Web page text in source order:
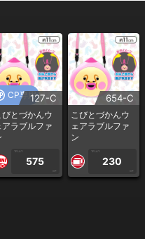
CP専用127-C
びとづかんウ
アラブルファ
1PLAY
575
CP
654-C
こびとづかんウ
ェアラブルファ
ン
1PLAY
230
CP